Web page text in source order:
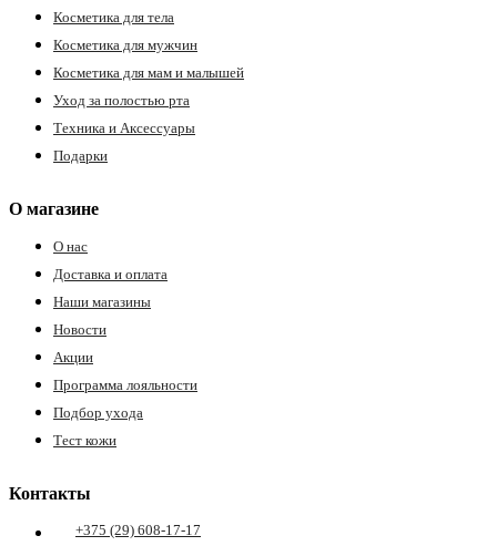
Косметика для тела
Косметика для мужчин
Косметика для мам и малышей
Уход за полостью рта
Техника и Аксессуары
Подарки
О магазине
О нас
Доставка и оплата
Наши магазины
Новости
Акции
Программа лояльности
Подбор ухода
Тест кожи
Контакты
+375 (29) 608-17-17